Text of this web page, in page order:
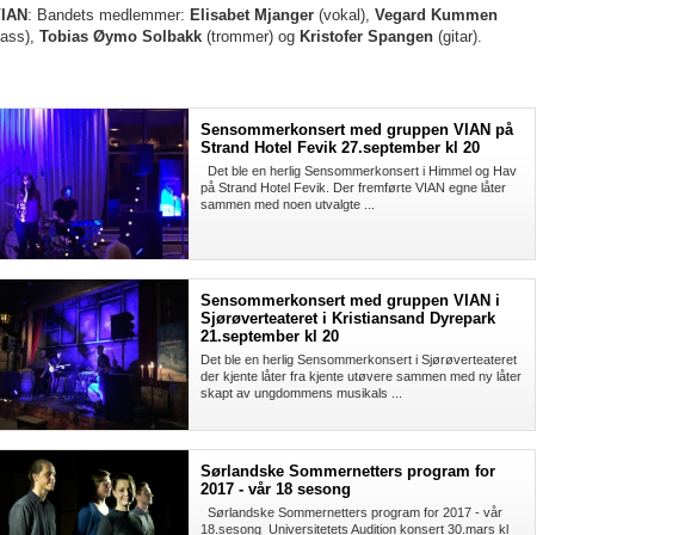
: Bandets medlemmer: Elisabet Mjanger (vokal), Vegard Kummen
Tobias Øymo Solbakk (trommer) og Kristofer Spangen (gitar).
Sensommerkonsert med gruppen VIAN på
Strand Hotel Fevik 27.september kl 20
Det ble en herlig Sensommerkonsert i Himmel og Hav
på Strand Hotel Fevik. Der fremførte VIAN egne låter
sammen med noen utvalgte ...
Sensommerkonsert med gruppen VIAN i
Sjørøverteateret i Kristiansand Dyrepark
21.september kl 20
Det ble en herlig Sensommerkonsert i Sjørøverteateret
der kjente låter fra kjente utøvere sammen med ny låter
skapt av ungdommens musikals ...
Sørlandske Sommernetters program for
2017 - vår 18 sesong
Sørlandske Sommernetters program for 2017 - vår
18.sesong Universitetets Audition konsert 30.mars kl